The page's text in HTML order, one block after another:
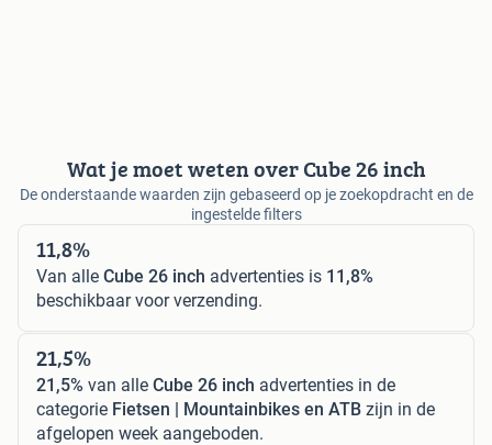
Wat je moet weten over Cube 26 inch
De onderstaande waarden zijn gebaseerd op je zoekopdracht en de
ingestelde filters
11,8%
Van alle Cube 26 inch advertenties is 11,8%
beschikbaar voor verzending.
21,5%
21,5% van alle Cube 26 inch advertenties in de
categorie Fietsen | Mountainbikes en ATB zijn in de
afgelopen week aangeboden.